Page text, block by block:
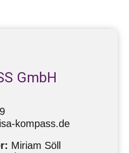
GmbH
kompass.de
Miriam Söll